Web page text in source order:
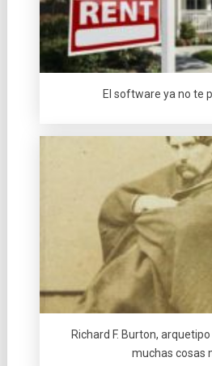
El software ya no te
Richard F. Burton,
muchas cosas